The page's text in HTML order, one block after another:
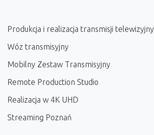
Produkcja i realizacja transmisji
Wóz transmisyjny
Mobilny Zestaw Transmisyjny
Remote Production Studio
Realizacja w 4K UHD
Streaming Poznań